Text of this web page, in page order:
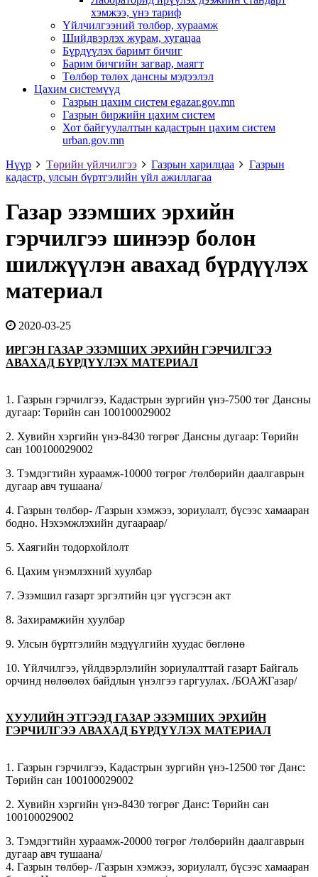
хэмжээ, үнэ тариф
Үйлчилгээний төлбөр, хураамж
Шийдвэрлэх журам, хугацаа
Бүрдүүлэх баримт бичиг
Барим бичгийн загвар, маягт
Төлбөр төлөх дансны мэдээлэл
Цахим системүүд
Газрын цахим систем egazar.gov.mn
Газрын биржийн цахим систем
Хот байгуулалтын кадастрын цахим систем
urban.gov.mn
Нүүр
Төрийн үйлчилгээ Газрын харилцаа
Газрын
кадастр, улсын бүртгэлийн үйл ажиллагаа
Газар эзэмших эрхийн
гэрчилгээ шинээр болон
шилжүүлэн авахад бүрдүүлэх
материал
2020-03-25
ИРГЭН ГАЗАР ЭЗЭМШИХ ЭРХИЙН ГЭРЧИЛГЭЭ
АВАХАД БҮРДҮҮЛЭХ МАТЕРИАЛ
1. Газрын гэрчилгээ, Кадастрын зургийн үнэ-7500 төг Дансны
дугаар: Төрийн сан 100100029002
2. Хувийн хэргийн үнэ-8430 төгрөг Дансны дугаар: Төрийн
сан 100100029002
3. Тэмдэгтийн хураамж-10000 төгрөг /төлбөрийн даалгаврын
дугаар авч тушаана/
4. Газрын төлбөр- /Газрын хэмжээ, зориулалт, бүсээс хамааран
бодно. Нэхэмжлэхийн дугаараар/
5. Хаягийн тодорхойлолт
6. Цахим үнэмлэхний хуулбар
7. Эзэмшил газарт эргэлтийн цэг үүсгэсэн акт
8. Захирамжийн хуулбар
9. Улсын бүртгэлийн мэдүүлгийн хуудас бөглөнө
10. Үйлчилгээ, үйлдвэрлэлийн зориулалттай газарт Байгаль
орчинд нөлөөлөх байдлын үнэлгээ гаргуулах. /БОАЖГазар/
ХУУЛИЙН ЭТГЭЭД ГАЗАР ЭЗЭМШИХ ЭРХИЙН
ГЭРЧИЛГЭЭ АВАХАД БҮРДҮҮЛЭХ МАТЕРИАЛ
1. Газрын гэрчилгээ, Кадастрын зургийн үнэ-12500 төг Данс:
Төрийн сан 100100029002
2. Хувийн хэргийн үнэ-8430 төгрөг Данс: Төрийн сан
100100029002
3. Тэмдэгтийн хураамж-20000 төгрөг /төлбөрийн даалгаврын
дугаар авч тушаана/
4. Газрын төлбөр- /Газрын хэмжээ, зориулалт, бүсээс хамааран